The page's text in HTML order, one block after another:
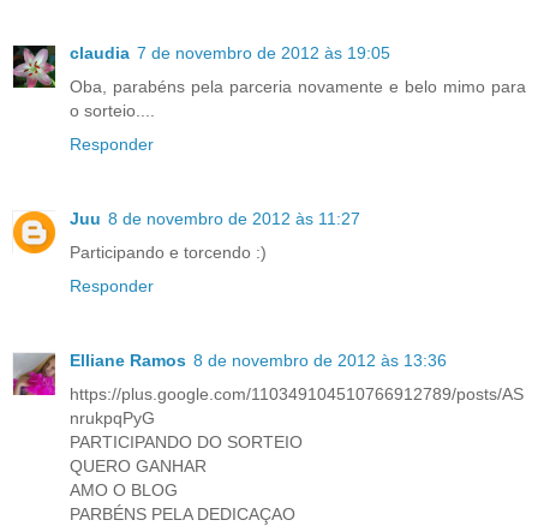
claudia 7 de novembro de 2012 às 19:05
Oba, parabéns pela parceria novamente e belo mimo para
o sorteio....
Responder
Juu 8 de novembro de 2012 às 11:27
Participando e torcendo :)
Responder
Elliane Ramos 8 de novembro de 2012 às 13:36
https://plus.google.com/110349104510766912789/posts/AS
nrukpqPyG
PARTICIPANDO DO SORTEIO
QUERO GANHAR
AMO O BLOG
PARBÉNS PELA DEDICAÇAO